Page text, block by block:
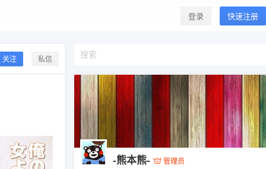
登录 快速注册
关注 私信
-熊本熊-
管理员